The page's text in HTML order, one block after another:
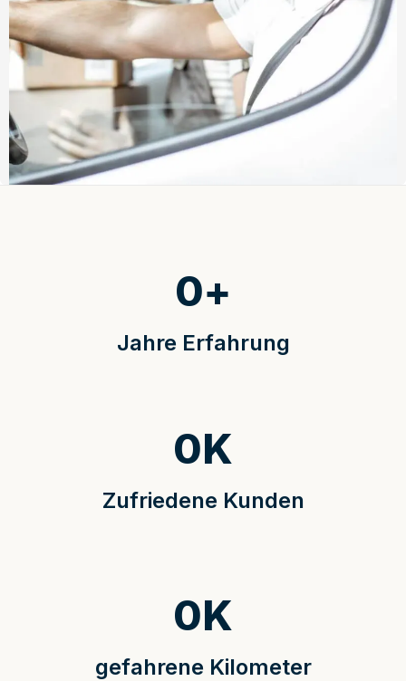
Jahre Erfahrung
0+
Zufriedene Kunden
0K
gefahrene Kilometer
0K